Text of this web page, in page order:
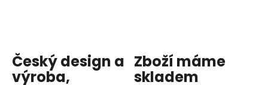
Český design a
výroba,
Zboží máme
skladem